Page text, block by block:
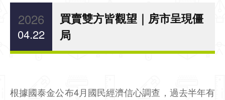
2026
04.22
買賣雙方皆觀望｜房市呈現僵
局
根據國泰金公布4月國民經濟信心調查，過去半年有